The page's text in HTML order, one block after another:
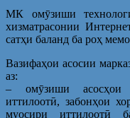
МК омӯзиши
хизматрасонии
сатҳи баланд ба роҳ
Вазифаҳои асосии
аз:
– омӯзиши асосҳои
иттилоотӣ, забонҳои
муосири иттилоотӣ